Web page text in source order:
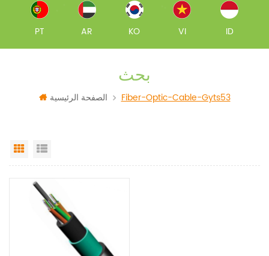
PT AR KO VI ID
بحث
الصفحة الرئيسية Fiber-Optic-Cable-Gyts53
Grid View